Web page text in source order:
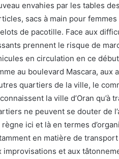
envahies par les tables
sacs à main pour
de pacotille. Face aux
prennent le risque de
en circulation en ce
au boulevard Mascara, aux
quartiers de la ville, le
la ville d’Oran
ne peuvent se douter de
règne ici et là en termes
en matière de
improvisations et aux